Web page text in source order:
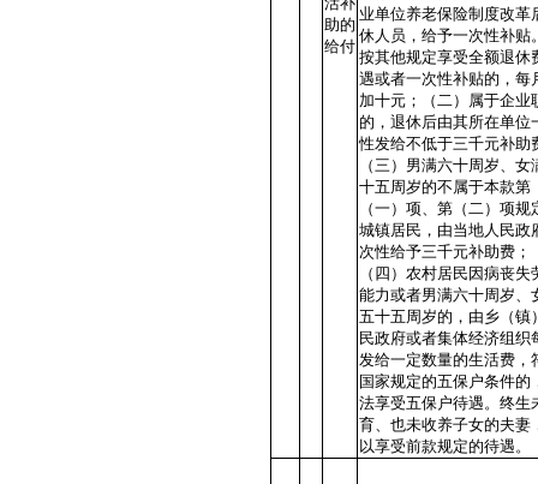
助的
给付
业单位养老保险制度改革
休人员，给予一次性补贴
按其他规定享受全额退休
遇或者一次性补贴的，每
加十元；（二）属于企业
的，退休后由其所在单位
性发给不低于三千元补助
（三）男满六十周岁、女
十五周岁的不属于本款第
（一）项、第（二）项规
城镇居民，由当地人民政
次性给予三千元补助费；
（四）农村居民因病丧失
能力或者男满六十周岁、
五十五周岁的，由乡（镇
民政府或者集体经济组织
发给一定数量的生活费，
国家规定的五保户条件的
法享受五保户待遇。终生
育、也未收养子女的夫妻
以享受前款规定的待遇。